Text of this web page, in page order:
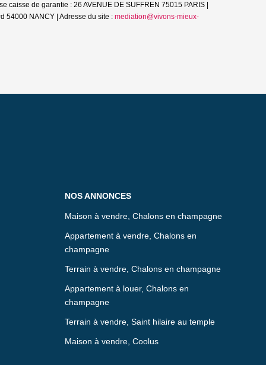
de garantie : 26 AVENUE DE SUFFREN 75015 PARIS |
54000 NANCY | Adresse du site : mediation@vivons-mieux-
NOS ANNONCES
Maison à vendre, Chalons en champagne
Appartement à vendre, Chalons en
champagne
Terrain à vendre, Chalons en champagne
Appartement à louer, Chalons en
champagne
Terrain à vendre, Saint hilaire au temple
Maison à vendre, Coolus